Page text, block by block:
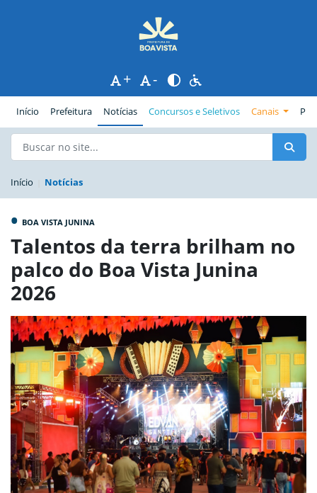
+ -
Início Prefeitura(página atual)
Notícias Concursos e Seletivos Canais
Início Notícias
• BOA VISTA JUNINA
Talentos da terra brilham no
palco do Boa Vista Junina
2026